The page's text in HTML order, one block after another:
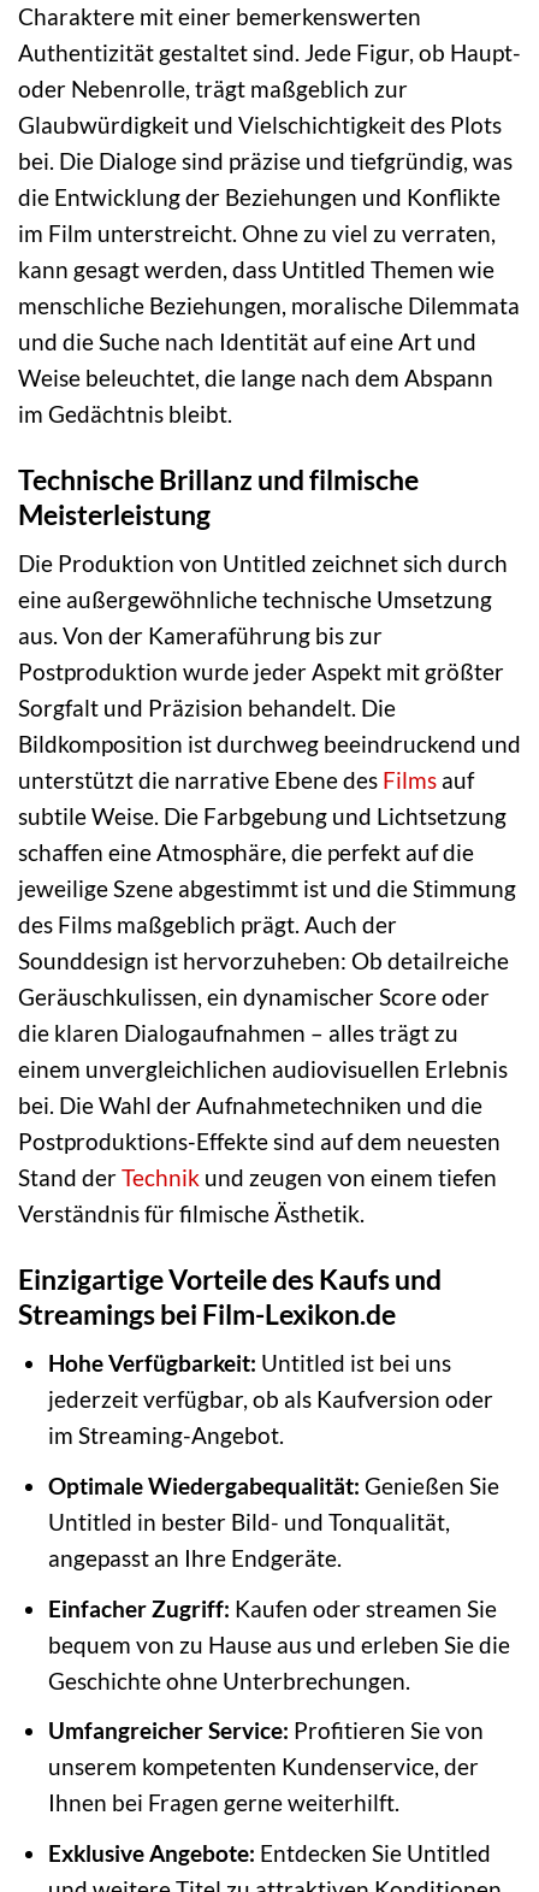
Charaktere mit einer bemerkenswerten
Authentizität gestaltet sind. Jede Figur, ob Haupt-
oder Nebenrolle, trägt maßgeblich zur
Glaubwürdigkeit und Vielschichtigkeit des Plots
bei. Die Dialoge sind präzise und tiefgründig, was
die Entwicklung der Beziehungen und Konflikte
im Film unterstreicht. Ohne zu viel zu verraten,
kann gesagt werden, dass Untitled Themen wie
menschliche Beziehungen, moralische Dilemmata
und die Suche nach Identität auf eine Art und
Weise beleuchtet, die lange nach dem Abspann
im Gedächtnis bleibt.
Technische Brillanz und filmische
Meisterleistung
Die Produktion von Untitled zeichnet sich durch
eine außergewöhnliche technische Umsetzung
aus. Von der Kameraführung bis zur
Postproduktion wurde jeder Aspekt mit größter
Sorgfalt und Präzision behandelt. Die
Bildkomposition ist durchweg beeindruckend und
unterstützt die narrative Ebene des Films auf
subtile Weise. Die Farbgebung und Lichtsetzung
schaffen eine Atmosphäre, die perfekt auf die
jeweilige Szene abgestimmt ist und die Stimmung
des Films maßgeblich prägt. Auch der
Sounddesign ist hervorzuheben: Ob detailreiche
Geräuschkulissen, ein dynamischer Score oder
die klaren Dialogaufnahmen – alles trägt zu
einem unvergleichlichen audiovisuellen Erlebnis
bei. Die Wahl der Aufnahmetechniken und die
Postproduktions-Effekte sind auf dem neuesten
Stand derTechnik und zeugen von einem tiefen
Verständnis für filmische Ästhetik.
Einzigartige Vorteile des Kaufs und
Streamings bei Film-Lexikon.de
Hohe Verfügbarkeit: Untitled ist bei uns
jederzeit verfügbar, ob als Kaufversion oder
im Streaming-Angebot.
Optimale Wiedergabequalität: Genießen Sie
Untitled in bester Bild- und Tonqualität,
angepasst an Ihre Endgeräte.
Einfacher Zugriff: Kaufen oder streamen Sie
bequem von zu Hause aus und erleben Sie die
Geschichte ohne Unterbrechungen.
Umfangreicher Service: Profitieren Sie von
unserem kompetenten Kundenservice, der
Ihnen bei Fragen gerne weiterhilft.
Exklusive Angebote: Entdecken Sie Untitled